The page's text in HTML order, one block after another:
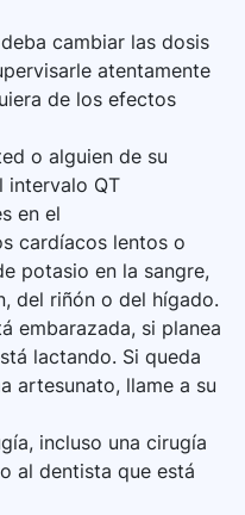
cambiar las dosis
atentamente
de los efectos
o alguien de su
intervalo QT
en el
cardíacos lentos o
potasio en la sangre,
del riñón o del hígado.
embarazada, si planea
lactando. Si queda
artesunato, llame a su
incluso una cirugía
al dentista que está